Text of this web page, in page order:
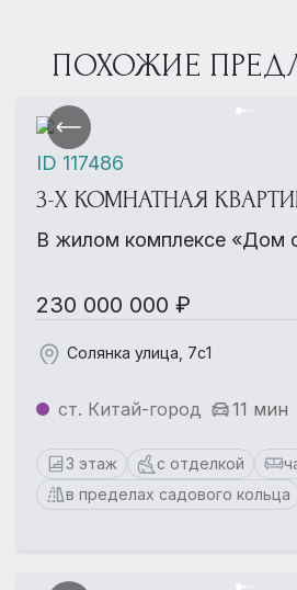
ПОХОЖИЕ
3-Х КОМНАТНАЯ
В жилом комплексе «Дом
230 000 000 ₽
Солянка улица, 7с1
ст. Китай-город 11 мин
3 этаж с отделкой
в пределах садового кольца
ID 117486